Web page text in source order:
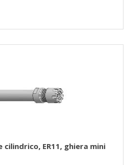
ER11, ghiera mini